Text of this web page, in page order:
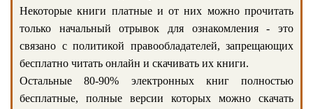
Некоторые книги платные и от них можно прочитать
только начальный отрывок для ознакомления - это
связано с политикой правообладателей, запрещающих
бесплатно читать онлайн и скачивать их книги.
Остальные 80-90% электронных книг полностью
бесплатные, полные версии которых можно скачать